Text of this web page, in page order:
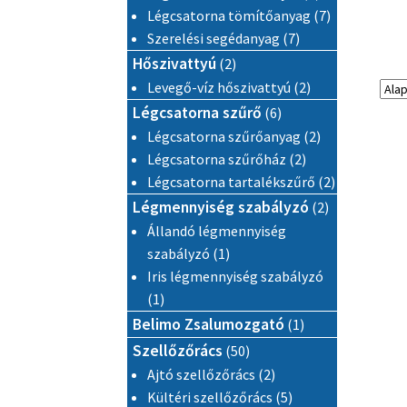
Légcsatorna tömítőanyag 77 termék
Szerelési segédanyag 77 termék
Hőszivattyú 22 termék
Levegő-víz hőszivattyú 22 termék
Légcsatorna szűrő 66 termék
Légcsatorna szűrőanyag 22 termék
Légcsatorna szűrőház 22 termék
Légcsatorna tartalékszűrő 22 termék
Légmennyiség szabályzó 22 termék
Állandó légmennyiség
szabályzó 11 termék
Iris légmennyiség szabályzó
11 termék
Belimo Zsalumozgató 11 termék
Szellőzőrács 5050 termék
Ajtó szellőzőrács 22 termék
Kültéri szellőzőrács 55 termék